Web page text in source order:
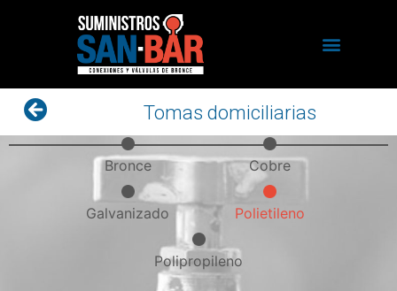
Tomas domiciliarias
Bronce Cobre
Galvanizado Polietileno
Polipropileno